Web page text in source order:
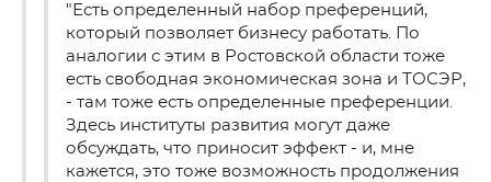
"Есть определенный набор преференций,
который позволяет бизнесу работать. По
аналогии с этим в Ростовской области тоже
есть свободная экономическая зона и ТОСЭР,
- там тоже есть определенные преференции.
Здесь институты развития могут даже
обсуждать, что приносит эффект - и, мне
кажется, это тоже возможность продолжения